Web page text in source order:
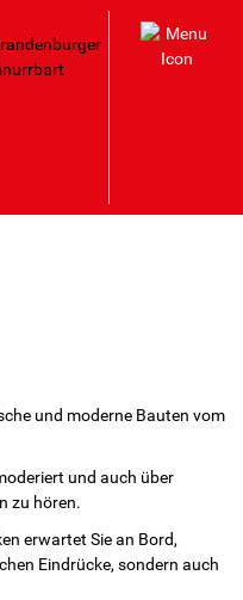
und moderne Bauten vom
und auch über
zu hören.
erwartet Sie an Bord,
Eindrücke, sondern auch